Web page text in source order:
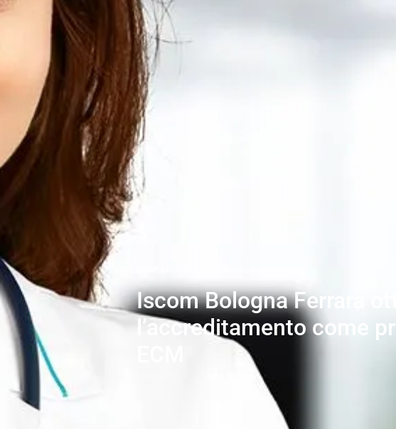
Iscom Bologna Ferrara
l’accreditamento come